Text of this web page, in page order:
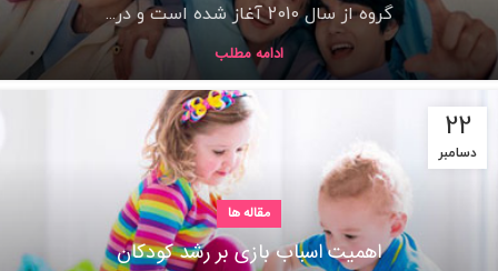
گروه از سال 2010 آغاز شده است و در...
ادامه مطلب
22
دسامبر
مقاله ها
اهمیت اسباب بازی بر رشد کودکان